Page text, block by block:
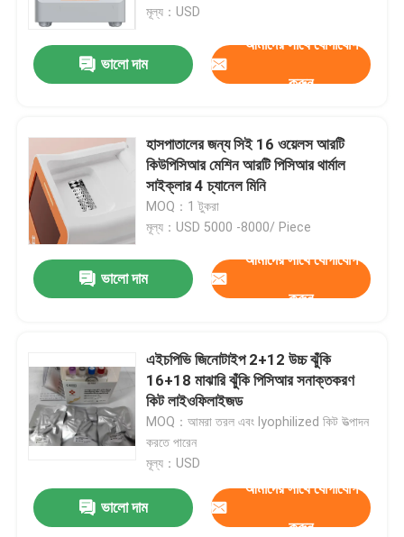
মূল্য：USD
ভালো দাম
আমাদের সাথে যোগাযোগ
করুন
হাসপাতালের জন্য সিই 16 ওয়েলস আরটি
কিউপিসিআর মেশিন আরটি পিসিআর থার্মাল
সাইক্লার 4 চ্যানেল মিনি
MOQ：1 টুকরা
মূল্য：USD 5000 -8000/ Piece
ভালো দাম
আমাদের সাথে যোগাযোগ
করুন
এইচপিভি জিনোটাইপ 2+12 উচ্চ ঝুঁকি
16+18 মাঝারি ঝুঁকি পিসিআর সনাক্তকরণ
কিট লাইওফিলাইজড
MOQ：আমরা তরল এবং lyophilized কিট উত্পাদন
করতে পারেন
মূল্য：USD
ভালো দাম
আমাদের সাথে যোগাযোগ
করুন